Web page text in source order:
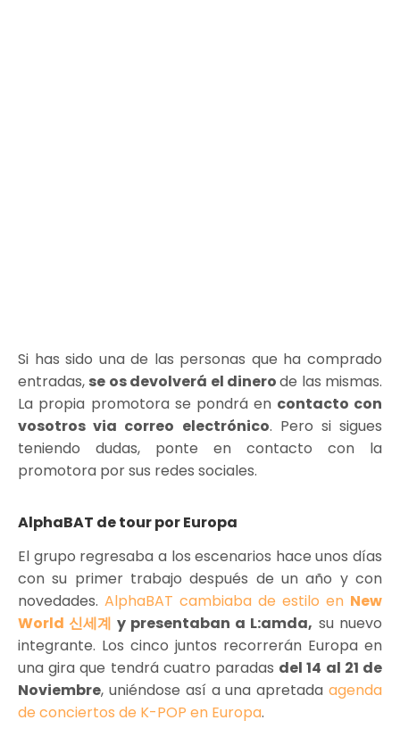
Si has sido una de las personas que ha comprado
entradas, se os devolverá el dinerode las mismas.
La propia promotora se pondrá en contacto con
vosotros via correo electrónico. Pero si sigues
teniendo dudas, ponte en contacto con la
promotora por sus redes sociales.
AlphaBAT de tour por Europa
El grupo regresaba a los escenarios hace unos días
con su primer trabajo después de un año y con
novedades. AlphaBAT cambiaba de estilo en New
World 신세계 y presentaban a L:amda, su nuevo
integrante. Los cinco juntos recorrerán Europa en
una gira que tendrá cuatro paradas del 14 al 21 de
Noviembre, uniéndose así a una apretada agenda
de conciertos de K-POP en Europa.